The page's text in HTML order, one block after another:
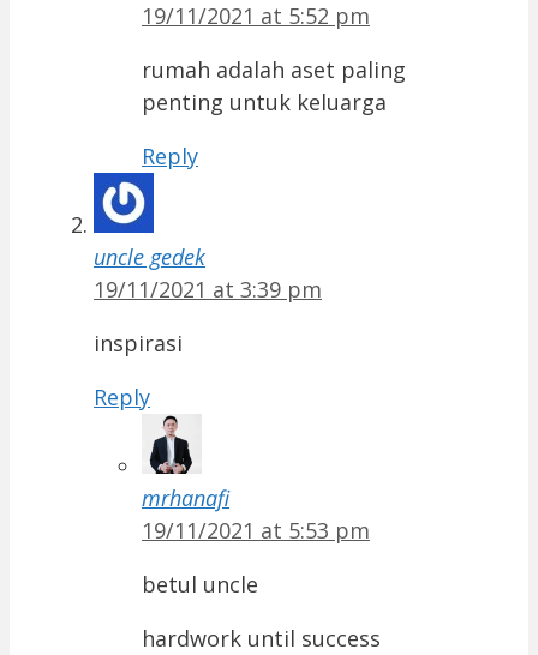
19/11/2021 at 5:52 pm
rumah adalah aset paling
penting untuk keluarga
Reply
uncle gedek
19/11/2021 at 3:39 pm
inspirasi
Reply
mrhanafi
19/11/2021 at 5:53 pm
betul uncle
hardwork until success